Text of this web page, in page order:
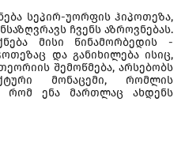
სეპირ-უორფის ჰიპოთეზა,
ჩვენს აზროვნებას.
მისი წინამორბედის -
და განიხილება ისიც,
შემოწმება, არსებობს
მონაცემი, რომლის
რომ ენა მართლაც ახდენს